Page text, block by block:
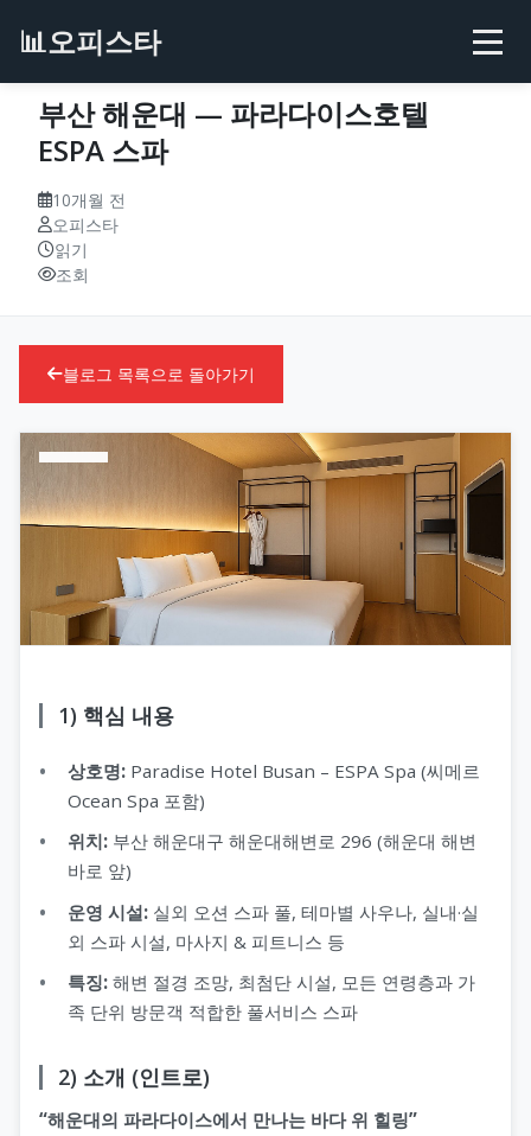
📊오피스타
부산 해운대 — 파라다이스호텔
ESPA 스파
10개월 전
오피스타
읽기
조회
블로그 목록으로 돌아가기
1) 핵심 내용
상호명: Paradise Hotel Busan – ESPA Spa (씨메르
Ocean Spa 포함)
위치: 부산 해운대구 해운대해변로 296 (해운대 해변
바로 앞)
운영 시설: 실외 오션 스파 풀, 테마별 사우나, 실내·실
외 스파 시설, 마사지 & 피트니스 등
특징: 해변 절경 조망, 최첨단 시설, 모든 연령층과 가
족 단위 방문객 적합한 풀서비스 스파
2) 소개 (인트로)
“해운대의 파라다이스에서 만나는 바다 위 힐링”